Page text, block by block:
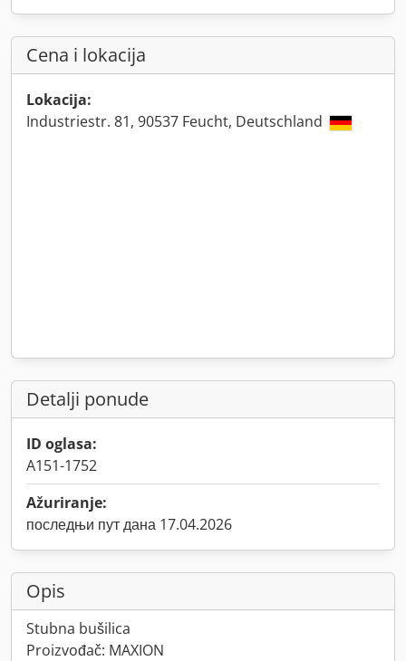
Cena i lokacija
Lokacija:
Industriestr. 81, 90537 Feucht, Deutschland
Detalji ponude
ID oglasa:
A151-1752
Ažuriranje:
последњи пут дана 17.04.2026
Opis
Stubna bušilica
Proizvođač: MAXION